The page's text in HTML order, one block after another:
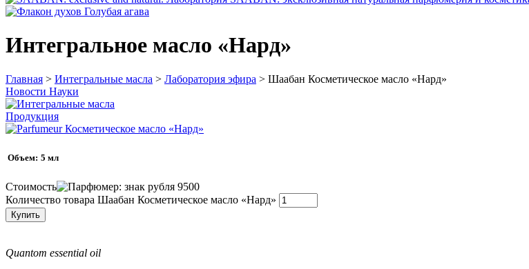
Интегральное масло «Нард»
Главная > Интегральные масла > Лаборатория эфира > Шаабан Косметическое масло «Нард»
Новости Науки
Продукция
Объем: 5 мл
Стоимость
9500
Количество товара Шаабан Косметическое масло «Нард»
Купить
Quantom essential oil